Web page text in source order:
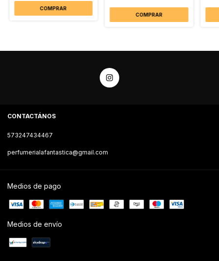
COMPRAR
COMPRAR
CONTACTÁNOS
573247434467
perfumerialafantastica@gmail.com
Medios de pago
Medios de envío